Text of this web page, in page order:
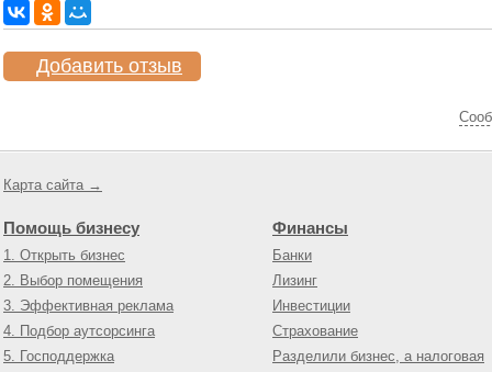
Добавить отзыв
Карта сайта →
Помощь бизнесу
1. Открыть бизнес
2. Выбор помещения
3. Эффективная реклама
4. Подбор аутсорсинга
5. Господдержка
Финансы
Банки
Лизинг
Инвестиции
Страхование
Разделили бизнес, а налоговая